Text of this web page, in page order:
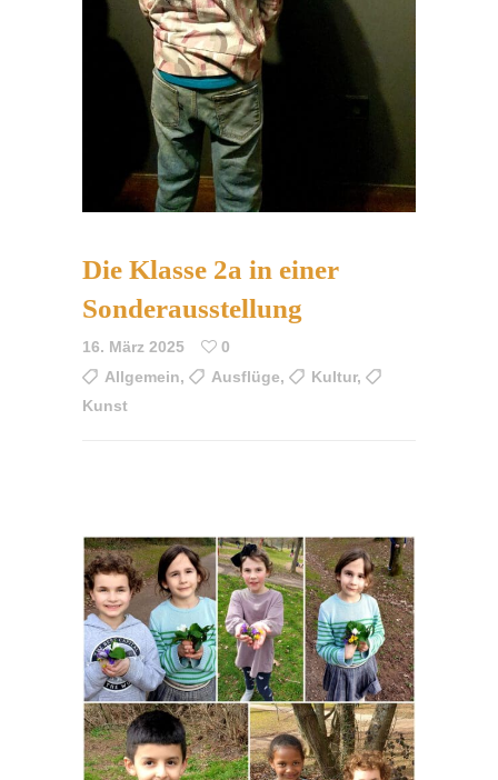
Die Klasse 2a in einer
Sonderausstellung
16. März 2025
0
Allgemein, Ausflüge, Kultur,
Kunst